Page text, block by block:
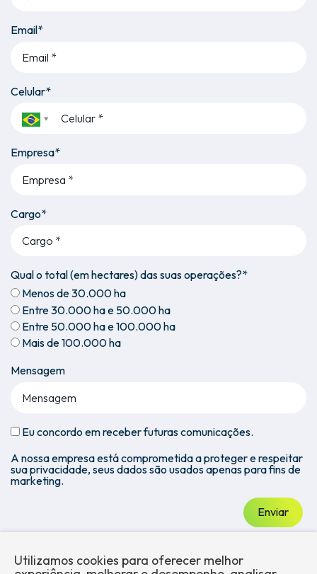
Email*
Celular*
Empresa*
Cargo*
Qual o total (em hectares) das suas operações?*
Menos de 30.000 ha
Entre 30.000 ha e 50.000 ha
Entre 50.000 ha e 100.000 ha
Mais de 100.000 ha
Mensagem
Eu concordo em receber futuras comunicações.
A nossa empresa está comprometida a proteger e respeitar
sua privacidade, seus dados são usados apenas para fins de
marketing.
Enviar
Utilizamos cookies para oferecer melhor